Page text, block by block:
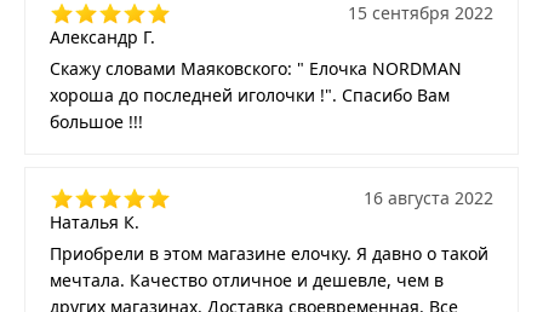
Александр Г.
15 сентября 2022
Скажу словами Маяковского: " Елочка NORDMAN
хороша до последней иголочки !". Спасибо Вам
большое !!!
Наталья К.
16 августа 2022
Приобрели в этом магазине елочку. Я давно о такой
мечтала. Качество отличное и дешевле, чем в
других магазинах. Доставка своевременная. Все